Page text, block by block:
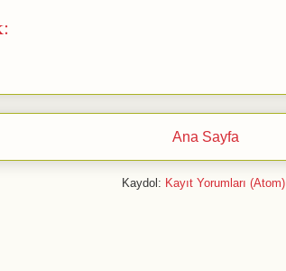
Ana Sayfa
Kaydol: Kayıt Yorumları (Atom)